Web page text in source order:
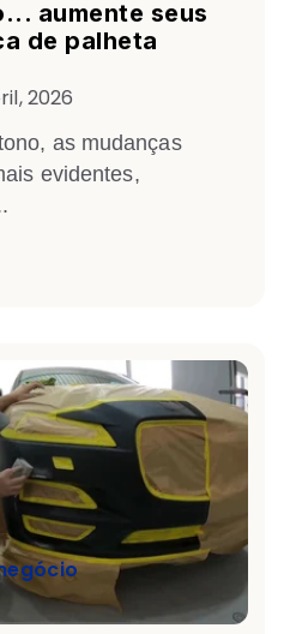
aumente seus
de palheta
2026
as mudanças
evidentes,